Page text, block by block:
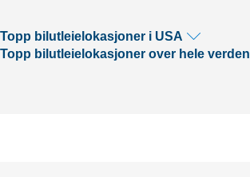
Topp bilutleielokasjoner i USA
Topp bilutleielokasjoner over hele verden